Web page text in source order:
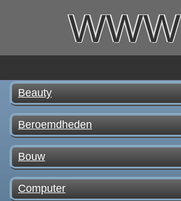
WWW
Beauty
Beroemdheden
Bouw
Computer